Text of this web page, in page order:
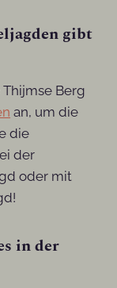
gibt
Thijmse Berg
an, um die
die
der
oder mit
in der